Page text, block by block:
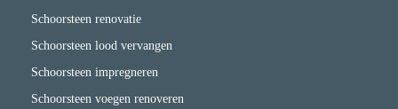
Schoorsteen renovatie
Schoorsteen lood vervangen
Schoorsteen impregneren
Schoorsteen voegen renoveren